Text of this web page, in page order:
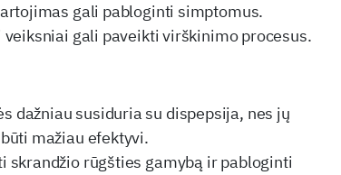
gali pabloginti simptomus.
gali paveikti virškinimo procesus.
dažniau susiduria su dispepsija, nes jų
mažiau efektyvi.
skrandžio rūgšties gamybą ir pabloginti